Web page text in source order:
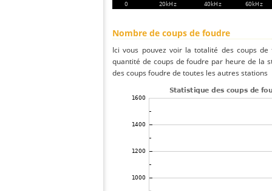
Nombre de coups de foudre
Ici vous pouvez voir la totalité des coups
quantité de coups de foudre par heure de la
des coups foudre de toutes les autres stations